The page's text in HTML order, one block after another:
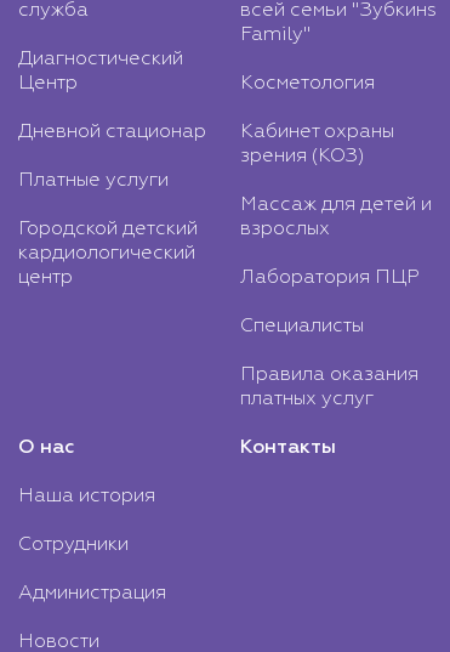
служба
Диагностический
Центр
Дневной стационар
Платные услуги
Городской детский
кардиологический
центр
всей семьи "Зубкинs
Family"
Косметология
Кабинет охраны
зрения (КОЗ)
Массаж для детей и
взрослых
Лаборатория ПЦР
Специалисты
Правила оказания
платных услуг
О нас
Наша история
Сотрудники
Администрация
Новости
Контакты